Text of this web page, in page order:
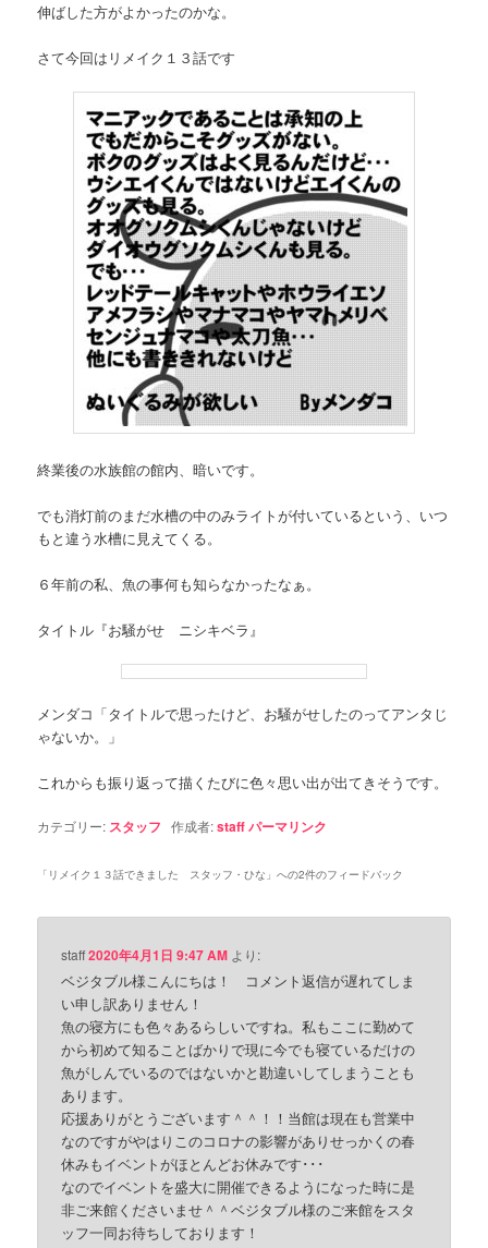
へ
移
伸ばした方がよかったのかな。
さて今回はリメイク１３話です
終業後の水族館の館内、暗いです。
でも消灯前のまだ水槽の中のみライトが付いているという、いつ
もと違う水槽に見えてくる。
６年前の私、魚の事何も知らなかったなぁ。
タイトル『お騒がせ ニシキベラ』
メンダコ「タイトルで思ったけど、お騒がせしたのってアンタじ
ゃないか。」
これからも振り返って描くたびに色々思い出が出てきそうです。
カテゴリー: スタッフ 作成者:staffパーマリンク
「 リメイク１３話できました スタッフ・ひな 」への2件のフィードバック
staff2020年4月1日 9:47 AM より:
ベジタブル様こんにちは！ コメント返信が遅れてしま
い申し訳ありません！
魚の寝方にも色々あるらしいですね。私もここに勤めて
から初めて知ることばかりで現に今でも寝ているだけの
魚がしんでいるのではないかと勘違いしてしまうことも
あります。
応援ありがとうございます＾＾！！当館は現在も営業中
なのですがやはりこのコロナの影響がありせっかくの春
休みもイベントがほとんどお休みです･･･
なのでイベントを盛大に開催できるようになった時に是
非ご来館くださいませ＾＾ベジタブル様のご来館をスタ
ッフ一同お待ちしております！